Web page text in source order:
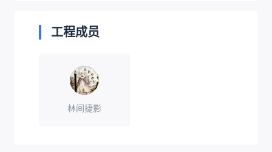
工程成员
林间捷影